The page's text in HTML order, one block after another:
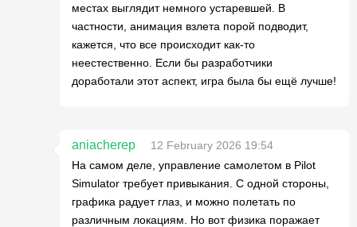
местах выглядит немного устаревшей. В
частности, анимация взлета порой подводит,
кажется, что все происходит как-то
неестественно. Если бы разработчики
доработали этот аспект, игра была бы ещё лучше!
aniacherep
12 February 2026 19:54
На самом деле, управление самолетом в Pilot
Simulator требует привыкания. С одной стороны,
графика радует глаз, и можно полетать по
различным локациям. Но вот физика поражает